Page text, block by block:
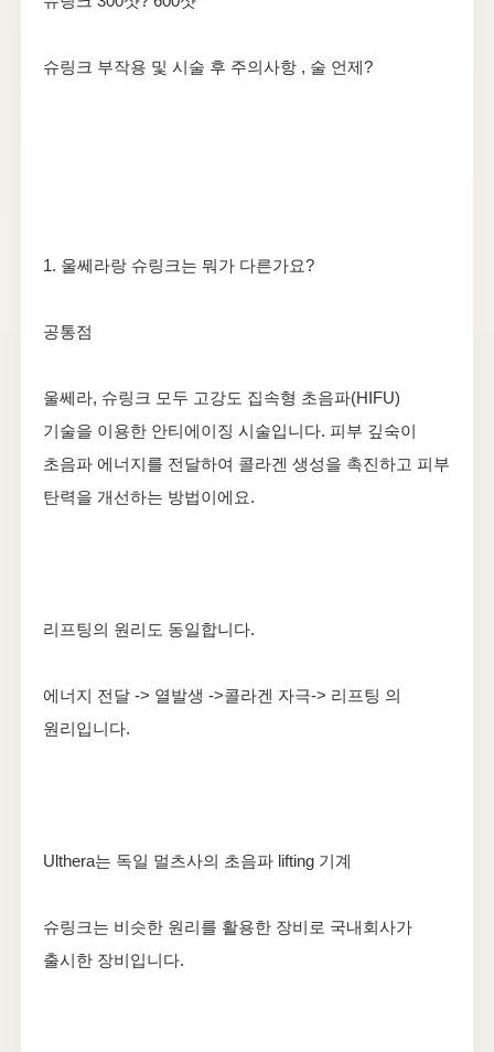
슈링크 부작용 및 시술 후 주의사항 , 술 언제?
1. 울쎄라랑 슈링크는 뭐가 다른가요?
공통점
울쎄라, 슈링크 모두 고강도 집속형 초음파(HIFU)
기술을 이용한 안티에이징 시술입니다. 피부 깊숙이
초음파 에너지를 전달하여 콜라겐 생성을 촉진하고 피부
탄력을 개선하는 방법이에요.
리프팅의 원리도 동일합니다.
에너지 전달 -> 열발생 ->콜라겐 자극-> 리프팅 의
원리입니다.
Ulthera는 독일 멀츠사의 초음파 lifting 기계
슈링크는 비슷한 원리를 활용한 장비로 국내회사가
출시한 장비입니다.